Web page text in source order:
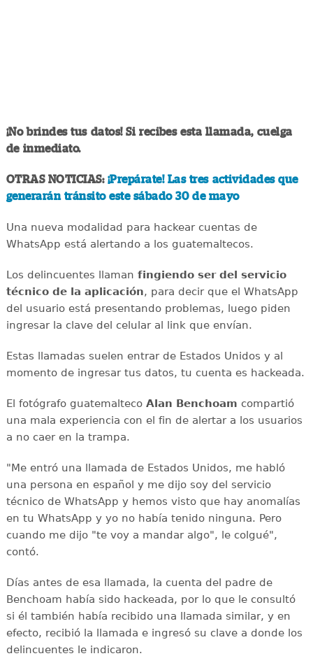
¡No brindes tus datos! Si recibes esta llamada, cuelga
de inmediato.
OTRAS NOTICIAS: ¡Prepárate! Las tres actividades que
generarán tránsito este sábado 30 de mayo
Una nueva modalidad para hackear cuentas de
WhatsApp está alertando a los guatemaltecos.
Los delincuentes llaman fingiendo ser del servicio
técnico de la aplicación, para decir que el WhatsApp
del usuario está presentando problemas, luego piden
ingresar la clave del celular al link que envían.
Estas llamadas suelen entrar de Estados Unidos y al
momento de ingresar tus datos, tu cuenta es hackeada.
El fotógrafo guatemalteco Alan Benchoam compartió
una mala experiencia con el fin de alertar a los usuarios
a no caer en la trampa.
"Me entró una llamada de Estados Unidos, me habló
una persona en español y me dijo soy del servicio
técnico de WhatsApp y hemos visto que hay anomalías
en tu WhatsApp y yo no había tenido ninguna. Pero
cuando me dijo "te voy a mandar algo", le colgué",
contó.
Días antes de esa llamada, la cuenta del padre de
Benchoam había sido hackeada, por lo que le consultó
si él también había recibido una llamada similar, y en
efecto, recibió la llamada e ingresó su clave a donde los
delincuentes le indicaron.